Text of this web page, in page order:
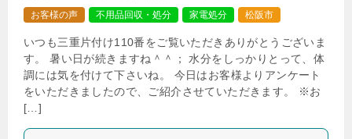
お客様の声
不用品回収・処分 家電処分 松阪市
いつも三重片付け110番をご覧いただきありがとうございま
す。 暑い日が続きますね＾＾； 水分をしっかりとって、体
調には気を付けて下さいね。 今日はお客様よりアンケート
をいただきましたので、ご紹介させていただきます。 ※お
[…]